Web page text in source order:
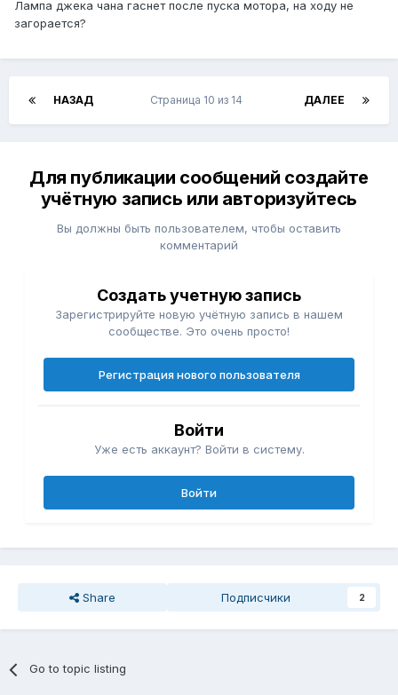
Лампа джека чана гаснет после пуска мотора, на ходу не
загорается?
НАЗАД ДАЛЕЕ
Страница 10 из 14
Для публикации сообщений создайте
учётную запись или авторизуйтесь
Вы должны быть пользователем, чтобы оставить
комментарий
Создать учетную запись
Зарегистрируйте новую учётную запись в нашем
сообществе. Это очень просто!
Регистрация нового пользователя
Войти
Уже есть аккаунт? Войти в систему.
Войти
Share Подписчики 2
Go to topic listing